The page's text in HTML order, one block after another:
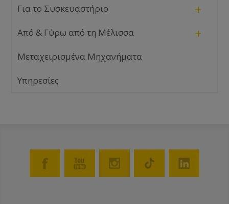
Για το Συσκευαστήριο +
Από & Γύρω από τη Μέλισσα +
Μεταχειρισμένα Μηχανήματα
Υπηρεσίες